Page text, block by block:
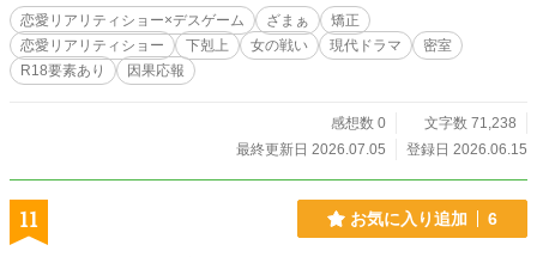
湿なイジメ。 そして毎晩行われる、参加者同士の無記名投票によって１人ずつ
消えていく狂気の追放システム。 極度のストレスと恐怖に追い詰められなが
ら、紬は震える手で、自分を虐げる加害者の名前をタブレットに打ち込み続け
た。 ​ ​表向きはキラキラした純愛ショー。しかしその裏側は足をひっぱりあう狂
恋愛リアリティショー×デスゲーム ざまぁ
矯正
恋愛リアリティショー
下剋上 女の戦い 現代ドラマ
密室
R18要素あり
因果応報
感想数 0
文字数 71,238
最終更新日 2026.07.05
登録日 2026.06.15
11 お気に入り追加 6